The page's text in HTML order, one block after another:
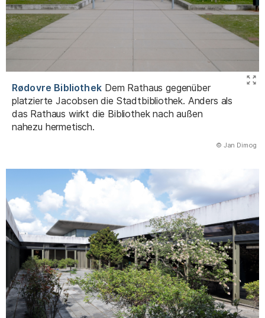
Rødovre Bibliothek Dem Rathaus gegenüber
platzierte Jacobsen die Stadtbibliothek. Anders als
das Rathaus wirkt die Bibliothek nach außen
nahezu hermetisch.
© Jan Dimog